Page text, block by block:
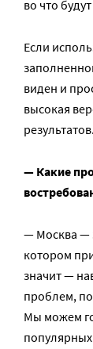
во что
Если
виден и
высокая
результатов.
— Какие
— Москва —
котором
значит —
проблем,
Мы можем